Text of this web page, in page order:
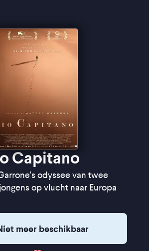
Capitano
odyssee van twee
op vlucht naar Europa
meer beschikbaar